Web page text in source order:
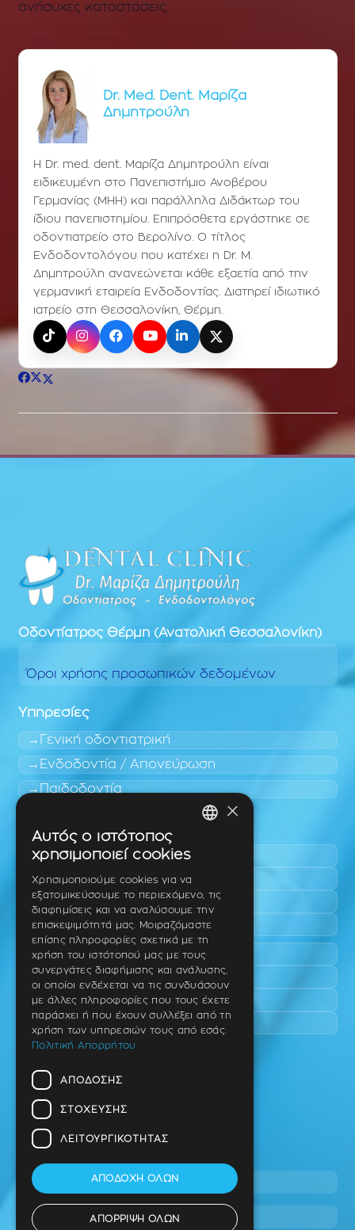
ανήσυχες καταστάσεις.
Dr. Med. Dent. Μαρίζα
Δημητρούλη
Η Dr. med. dent. Μαρίζα Δημητρούλη είναι
ειδικευμένη στο Πανεπιστήμιο Ανοβέρου
Γερμανίας (ΜΗΗ) και παράλληλα Διδάκτωρ του
ίδιου πανεπιστημίου. Επιπρόσθετα εργάστηκε σε
οδοντιατρείο στο Βερολίνο. Ο τίτλος
Ενδοδοντολόγου που κατέχει η Dr. Μ.
Δημητρούλη ανανεώνεται κάθε εξαετία από την
γερμανική εταιρεία Ενδοδοντίας. Διατηρεί ιδιωτικό
ιατρείο στη Θεσσαλονίκη, Θέρμη.
TikTokInstagramFacebookYouTubeLinkedInX (Twitter)
Οδοντίατρος Θέρμη (Ανατολική Θεσσαλονίκη)
Όροι χρήσης προσωπικών δεδομένων
Υπηρεσίες
Γενική οδοντιατρική
Ενδοδοντία / Απονεύρωση
Παιδοδοντία
Πυλαία
Τριάδι
Νέο Ρύσιο
Επανομή
Περαία
Καλαμαριά
Πανόραμα
Χαριλάου
Ταβάκη – Θ. Λίτσα 10 (γωνία),
Θέρμη – Θεσσαλονίκη
T.K 57001
2310 46 10 44
info@dimitrouli.gr
×
Αυτός ο ιστότοπος
χρησιμοποιεί cookies
Χρησιμοποιούμε cookies για να
εξατομικεύσουμε το περιεχόμενο, τις
διαφημίσεις και να αναλύσουμε την
επισκεψιμότητά μας. Μοιραζόμαστε
επίσης πληροφορίες σχετικά με τη
χρήση του ιστότοπού μας με τους
συνεργάτες διαφήμισης και ανάλυσης,
οι οποίοι ενδέχεται να τις συνδυάσουν
με άλλες πληροφορίες που τους έχετε
παράσχει ή που έχουν συλλέξει από τη
χρήση των υπηρεσιών τους από εσάς.
Πολιτική Απορρήτου
ΑΠΌΔΟΣΗΣ
ΣΤΌΧΕΥΣΗΣ
ΛΕΙΤΟΥΡΓΙΚΌΤΗΤΑΣ
ΑΠΟΔΟΧΉ ΌΛΩΝ
ΑΠΌΡΡΙΨΗ ΌΛΩΝ